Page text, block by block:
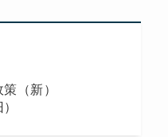
（新）